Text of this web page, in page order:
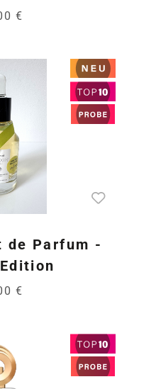
€
de Parfum -
€